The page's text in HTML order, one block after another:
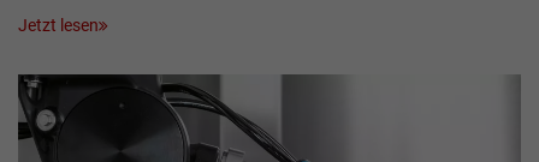
Jetzt lesen